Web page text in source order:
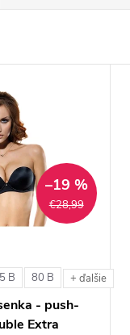
€28,99
–19 %
B 80 B + ďalšie
- push-
Extra